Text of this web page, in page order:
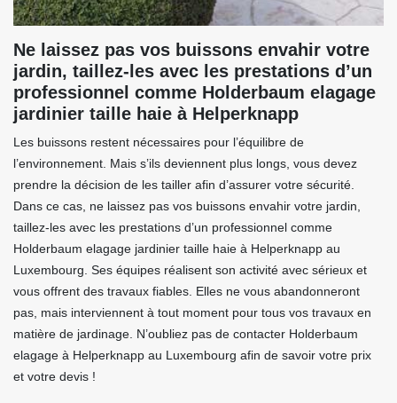
Ne laissez pas vos buissons envahir votre
jardin, taillez-les avec les prestations d’un
professionnel comme Holderbaum elagage
jardinier taille haie à Helperknapp
Les buissons restent nécessaires pour l’équilibre de
l’environnement. Mais s’ils deviennent plus longs, vous devez
prendre la décision de les tailler afin d’assurer votre sécurité.
Dans ce cas, ne laissez pas vos buissons envahir votre jardin,
taillez-les avec les prestations d’un professionnel comme
Holderbaum elagage jardinier taille haie à Helperknapp au
Luxembourg. Ses équipes réalisent son activité avec sérieux et
vous offrent des travaux fiables. Elles ne vous abandonneront
pas, mais interviennent à tout moment pour tous vos travaux en
matière de jardinage. N’oubliez pas de contacter Holderbaum
elagage à Helperknapp au Luxembourg afin de savoir votre prix
et votre devis !